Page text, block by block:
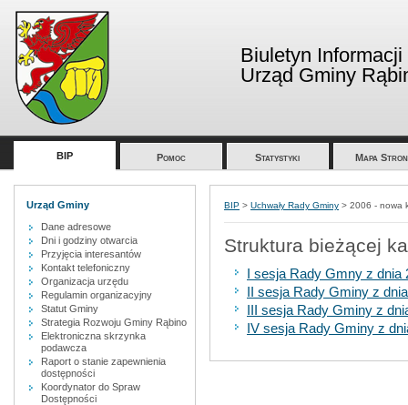
Biuletyn
Urząd Gminy
BIP Pomoc Statystyki Mapa
Urząd Gminy
Dane adresowe
Dni i godziny otwarcia
Przyjęcia interesantów
Kontakt telefoniczny
Organizacja urzędu
Regulamin organizacyjny
Statut Gminy
Strategia Rozwoju Gminy Rąbino
Elektroniczna skrzynka
podawcza
Raport o stanie zapewnienia
dostępności
Koordynator do Spraw
Dostępności
BIP > Uchwały Rady Gminy > 2006 - nowa
Struktura bieżącej
I sesja Rady Gmny z dnia
II sesja Rady Gminy z
III sesja Rady Gminy z
IV sesja Rady Gminy z